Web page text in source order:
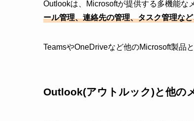
Outlookは、Microsoftが提供する多機能な
ール管理、連絡先の管理、タスク管理な
TeamsやOneDriveなど他のMicrosoft製品
Outlook(アウトルック)と他の